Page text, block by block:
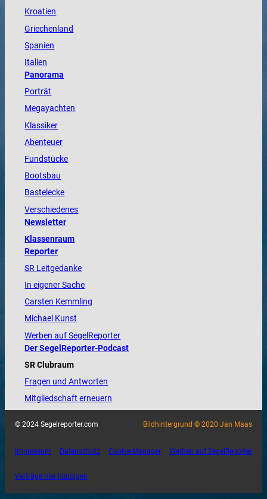
Kroatien
Griechenland
Spanien
Italien
Panorama
Porträt
Megayachten
Klassiker
Abenteuer
Fundstücke
Bootsbau
Bastelecke
Verschiedenes
Newsletter
Klassenraum
Reporter
SR Leitgedanke
In eigener Sache
Carsten Kemmling
Michael Kunst
Werben auf SegelReporter
Der SegelReporter-Podcast
SR Clubraum
Fragen und Antworten
Mitgliedschaft erneuern
© 2024 Segelreporter.com Bildhintergrund © 2020 Jan Maas
Impressum Datenschutz Cookie-Manager Werben auf SegelReporter
Verträge hier kündigen